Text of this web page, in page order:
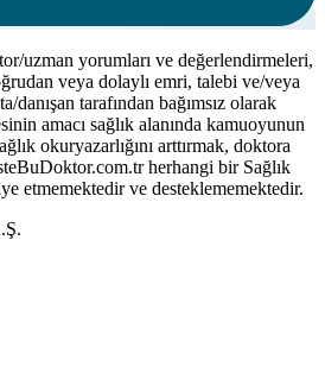
uzman yorumları ve değerlendirmeleri,
veya dolaylı emri, talebi ve/veya
danışan tarafından bağımsız olarak
amacı sağlık alanında kamuoyunun
okuryazarlığını arttırmak, doktora
herhangi bir Sağlık
etmemektedir ve desteklememektedir.